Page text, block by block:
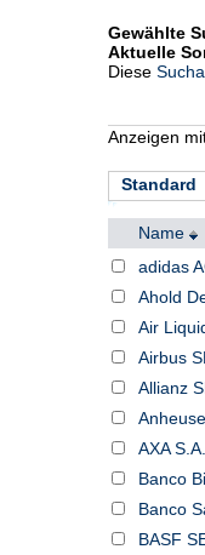
Gewählte
Aktuelle
Diese
Anzeigen
Standard
Name
adidas
Ahold
Air
Airbus
Allianz
AXA
Banco
Banco
BASF